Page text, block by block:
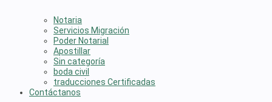
Notaria
Servicios Migración
Poder Notarial
Apostillar
Sin categoría
boda civil
traducciones Certificadas
Contáctanos